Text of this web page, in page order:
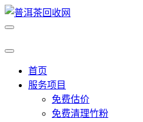
首页
服务项目
免费估价
免费清理竹粉